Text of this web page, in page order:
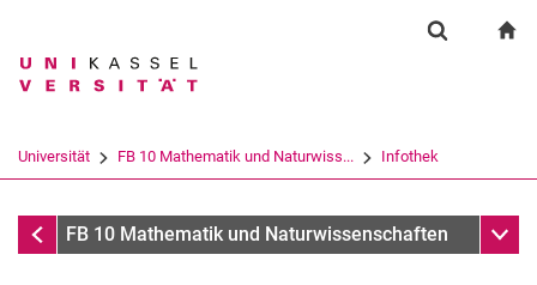
Springe direkt zu: Inhalt
Springe direkt zu: Suche
Springe direkt zu:
Suchbegriff
Suchen (öffnet externen Link in einem
Universität FB 10 Mathematik und Naturwiss... Infothek
InfothekFB 10 Mathematik und Naturwissenschaften